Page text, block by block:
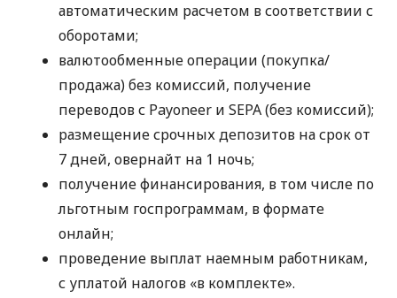
автоматическим расчетом в соответствии с
оборотами;
валютообменные операции (покупка/
продажа) без комиссий, получение
переводов с Payoneer и SEPA (без комиссий);
размещение срочных депозитов на срок от
7 дней, овернайт на 1 ночь;
получение финансирования, в том числе по
льготным госпрограммам, в формате
онлайн;
проведение выплат наемным работникам,
с уплатой налогов «в комплекте».